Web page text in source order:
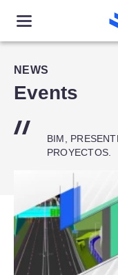
NEWS
Events
BIM,
PROYECTOS.